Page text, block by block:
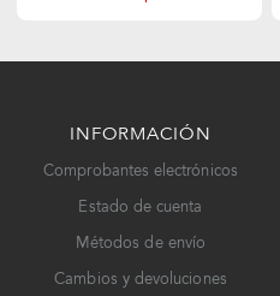
INFORMACIÓN
Comprobantes electrónicos
Estado de cuenta
Métodos de envío
Cambios y devoluciones